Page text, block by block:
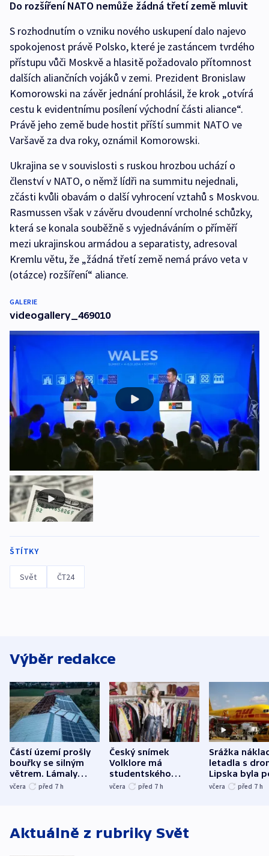
Do rozšíření NATO nemůže žádná třetí země mluvit
S rozhodnutím o vzniku nového uskupení dalo najevo
spokojenost právě Polsko, které je zastáncem tvrdého
přístupu vůči Moskvě a hlasitě požadovalo přítomnost
dalších aliančních vojáků v zemi. Prezident Bronislaw
Komorowski na závěr jednání prohlásil, že krok „otvírá
cestu k evidentnímu posílení východní části aliance“.
Právě jeho země bude hostit příští summit NATO ve
Varšavě za dva roky, oznámil Komorowski.
Ukrajina se v souvislosti s ruskou hrozbou uchází o
členství v NATO, o němž lídři na summitu nejednali,
zčásti kvůli obavám o další vyhrocení vztahů s Moskvou.
Rasmussen však v závěru dvoudenní vrcholné schůzky,
která se konala souběžně s vyjednáváním o příměří
mezi ukrajinskou armádou a separatisty, adresoval
Kremlu větu, že „žádná třetí země nemá právo veta v
(otázce) rozšíření“ aliance.
GALERIE
videogallery_469010
ŠTÍTKY
Svět ČT24
Výběr redakce
Částí území prošly
bouřky se silným
větrem. Lámaly
stromy a poničily
včera před 7 h
Český snímek
Volklore má
studentského
Oscara, zabojuje o
včera před 7 h
Srážka
letadla s
Lipska byla
německého
včera před 7 h
Aktuálně z rubriky Svět